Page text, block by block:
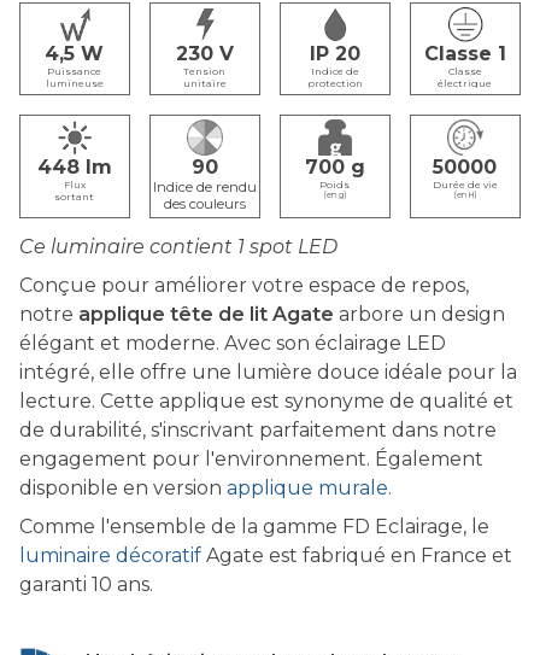
4,5
Puissance
lumineuse
230
Tension
unitaire
IP 20
Indice de
protection
Classe 1
Classe
électrique
448
Flux
sortant
90 700
Poids
(en g)
50000
Durée de vie
(en H)
Ce luminaire contient 1 spot LED
Conçue pour améliorer votre espace de repos,
notre applique tête de lit Agate arbore un design
élégant et moderne. Avec son éclairage LED
intégré, elle offre une lumière douce idéale pour la
lecture. Cette applique est synonyme de qualité et
de durabilité, s'inscrivant parfaitement dans notre
engagement pour l'environnement. Également
disponible en version applique murale.
Comme l'ensemble de la gamme FD Eclairage, le
luminaire décoratif Agate est fabriqué en France et
garanti 10 ans.